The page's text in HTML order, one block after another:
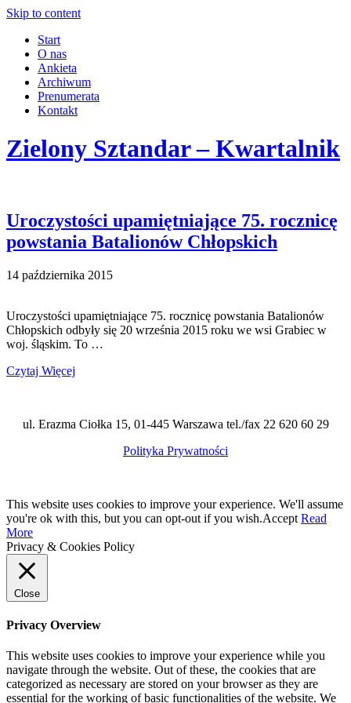
Skip to content
Start
O nas
Ankieta
Archiwum
Prenumerata
Kontakt
Zielony Sztandar – Kwartalnik
Uroczystości upamiętniające 75. rocznicę
powstania Batalionów Chłopskich
14 października 2015
Uroczystości upamiętniające 75. rocznicę powstania Batalionów
Chłopskich odbyły się 20 września 2015 roku we wsi Grabiec w
woj. śląskim. To …
Czytaj Więcej
ul. Erazma Ciołka 15, 01-445 Warszawa tel./fax 22 620 60 29
Polityka Prywatności
This website uses cookies to improve your experience. We'll assume
you're ok with this, but you can opt-out if you wish.Accept Read
More
Privacy & Cookies Policy
Close
Privacy Overview
This website uses cookies to improve your experience while you
navigate through the website. Out of these, the cookies that are
categorized as necessary are stored on your browser as they are
essential for the working of basic functionalities of the website. We